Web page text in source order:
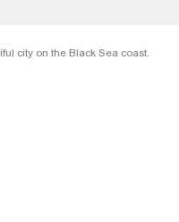
city on the Black Sea coast.